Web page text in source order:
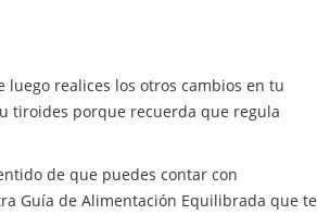
realices los otros cambios en tu
tiroides porque recuerda que regula
de que puedes contar con
Guía de Alimentación Equilibrada que te